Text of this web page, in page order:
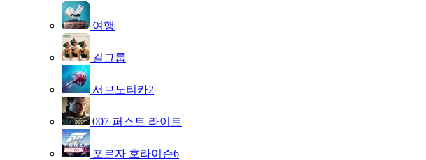
여행
걸그룹
서브노티카2
007 퍼스트 라이트
포르자 호라이즌6